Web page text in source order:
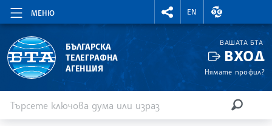
МЕНЮ
RIGHTMENU.SOCIAL
EN
ВАЛУТНИ
БЪЛГАРСКА
ТЕЛЕГРАФНА
АГЕНЦИЯ
ВАШАТА БТА
ВХОД
Нямате профил?